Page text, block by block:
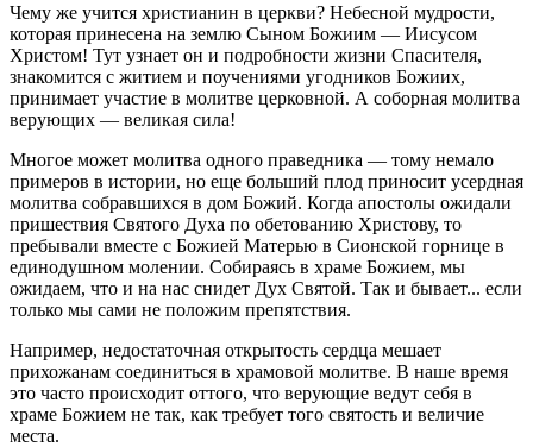
Чему же учится христианин в церкви? Небесной мудрости,
которая принесена на землю Сыном Божиим — Иисусом
Христом! Тут узнает он и подробности жизни Спасителя,
знакомится с житием и поучениями угодников Божиих,
принимает участие в молитве церковной. А соборная молитва
верующих — великая сила!
Многое может молитва одного праведника — тому немало
примеров в истории, но еще больший плод приносит усердная
молитва собравшихся в дом Божий. Когда апостолы ожидали
пришествия Святого Духа по обетованию Христову, то
пребывали вместе с Божией Матерью в Сионской горнице в
единодушном молении. Собираясь в храме Божием, мы
ожидаем, что и на нас снидет Дух Святой. Так и бывает... если
только мы сами не положим препятствия.
Например, недостаточная открытость сердца мешает
прихожанам соединиться в храмовой молитве. В наше время
это часто происходит оттого, что верующие ведут себя в
храме Божием не так, как требует того святость и величие
места.